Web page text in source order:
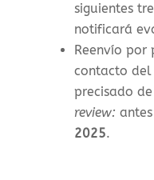
siguientes
notificará
Reenvío
contacto
precisado
review:
2025.